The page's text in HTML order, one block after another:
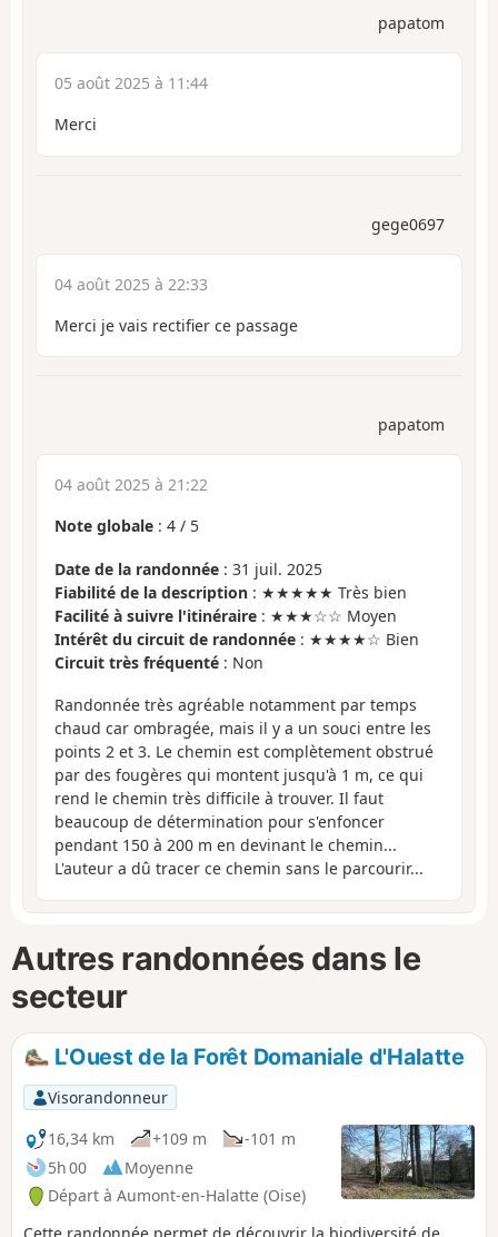
papatom
05 août 2025 à 11:44
Merci
gege0697
04 août 2025 à 22:33
Merci je vais rectifier ce passage
papatom
04 août 2025 à 21:22
Note globale : 4 / 5
Date de la randonnée : 31 juil. 2025
Fiabilité de la description : ★★★★★ Très bien
Facilité à suivre l'itinéraire : ★★★☆☆ Moyen
Intérêt du circuit de randonnée : ★★★★☆ Bien
Circuit très fréquenté : Non
Randonnée très agréable notamment par temps
chaud car ombragée, mais il y a un souci entre les
points 2 et 3. Le chemin est complètement obstrué
par des fougères qui montent jusqu'à 1 m, ce qui
rend le chemin très difficile à trouver. Il faut
beaucoup de détermination pour s'enfoncer
pendant 150 à 200 m en devinant le chemin...
L'auteur a dû tracer ce chemin sans le parcourir...
Autres randonnées dans le
secteur
L'Ouest de la Forêt Domaniale d'Halatte
Visorandonneur
16,34 km
+109 m
-101 m
5h 00
Moyenne
Départ à Aumont-en-Halatte (Oise)